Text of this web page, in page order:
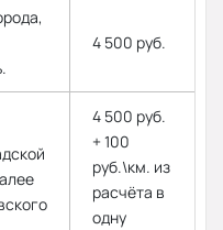
4 500 руб.
4 500 руб.
+ 100
руб.\км. из
расчёта в
одну